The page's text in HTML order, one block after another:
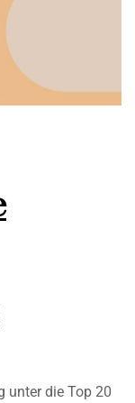
unter die Top 20